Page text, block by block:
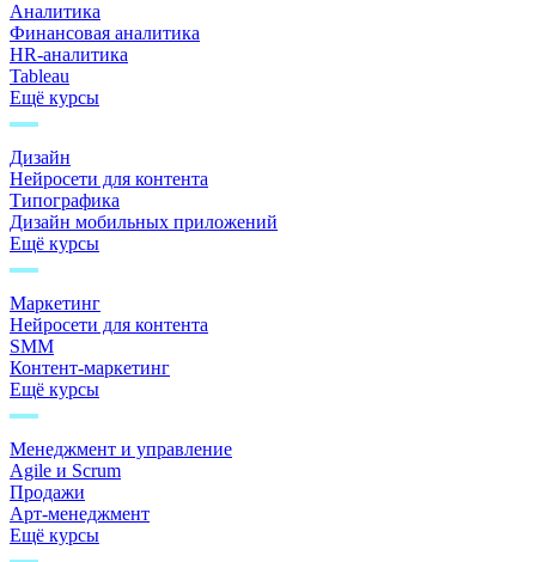
Аналитика
Финансовая аналитика
HR-аналитика
Tableau
Ещё курсы
Дизайн
Нейросети для контента
Типографика
Дизайн мобильных приложений
Ещё курсы
Маркетинг
Нейросети для контента
SMM
Контент-маркетинг
Ещё курсы
Менеджмент и управление
Agile и Scrum
Продажи
Арт-менеджмент
Ещё курсы